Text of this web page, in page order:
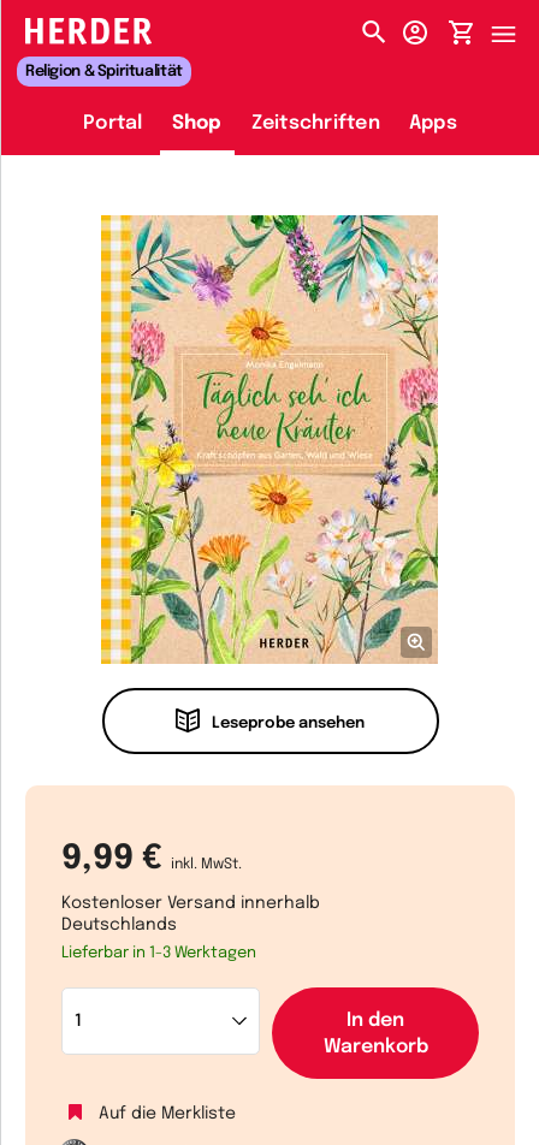
HERDER-MENÜ
Religion & Spiritualität
Portal Shop Zeitschriften Apps
Leseprobe ansehen
9,99 € inkl. MwSt.
Kostenloser Versand innerhalb
Deutschlands
Lieferbar in 1-3 Werktagen
In den
Warenkorb
Auf die Merkliste